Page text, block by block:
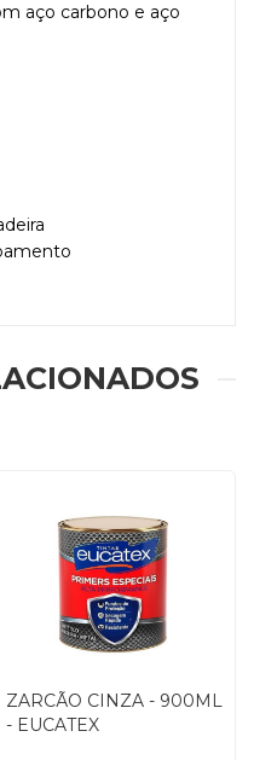
aço carbono e aço
ZARCÃO CINZA - 900ML
- EUCATEX